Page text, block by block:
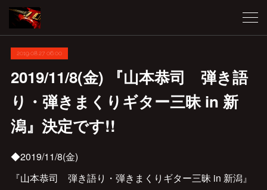
2019.08.27 06:00
2019/11/8(金) 『山本恭司 弾き語
り・弾きまくりギター三昧 in 新
潟』決定です!!
◆2019/11/8(金)
『山本恭司 弾き語り・弾きまくりギター三昧 in 新潟』